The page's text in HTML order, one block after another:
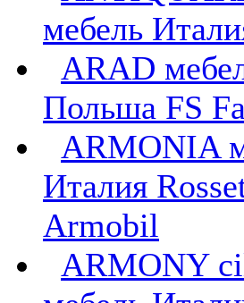
мебель
ARAD
Польша FS
ARMONIA
Италия
Armobil
ARMONY